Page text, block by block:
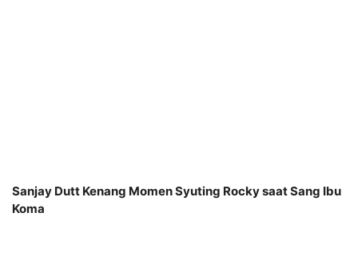
Sanjay Dutt Kenang Momen Syuting Rocky saat Sang Ibu
Koma